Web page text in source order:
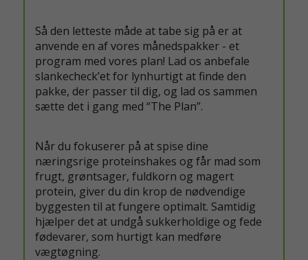
Så den letteste måde at tabe sig på er at
anvende en af vores månedspakker - et
program med vores plan! Lad os anbefale
slankecheck’et for lynhurtigt at finde den
pakke, der passer til dig, og lad os sammen
sætte det i gang med “The Plan”.
Når du fokuserer på at spise dine
næringsrige proteinshakes og får mad som
frugt, grøntsager, fuldkorn og magert
protein, giver du din krop de nødvendige
byggesten til at fungere optimalt. Samtidig
hjælper det at undgå sukkerholdige og fede
fødevarer, som hurtigt kan medføre
vægtøgning.